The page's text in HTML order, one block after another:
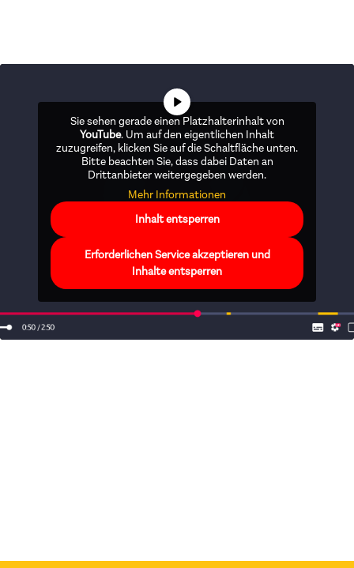
SOCIAL MEDIA
Sie sehen gerade einen Platzhalterinhalt von
YouTube. Um auf den eigentlichen Inhalt
zuzugreifen, klicken Sie auf die Schaltfläche unten.
Bitte beachten Sie, dass dabei Daten an
Drittanbieter weitergegeben werden.
Mehr Informationen
Inhalt entsperren
Erforderlichen Service akzeptieren und
Inhalte entsperren